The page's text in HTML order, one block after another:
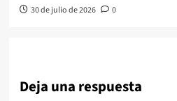
30 de julio de 2026 0
Deja una respuesta